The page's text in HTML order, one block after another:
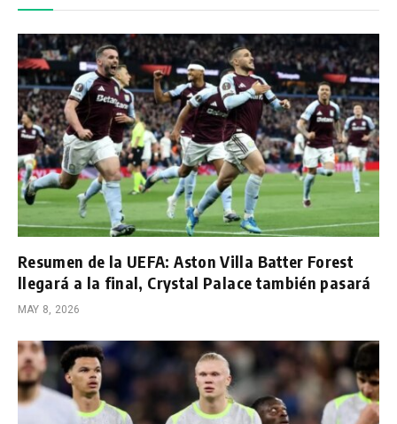
Resumen de la UEFA: Aston Villa Batter Forest
llegará a la final, Crystal Palace también pasará
MAY 8, 2026